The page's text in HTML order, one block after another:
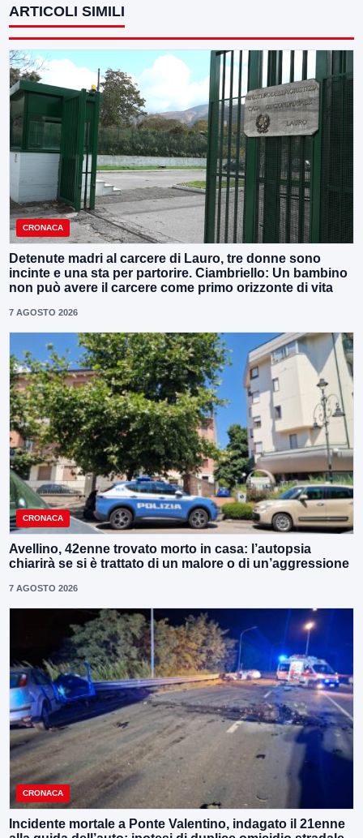
ARTICOLI SIMILI
CRONACA
Detenute madri al carcere di Lauro, tre donne sono
incinte e una sta per partorire. Ciambriello: Un bambino
non può avere il carcere come primo orizzonte di vita
7 AGOSTO 2026
CRONACA
Avellino, 42enne trovato morto in casa: l’autopsia
chiarirà se si è trattato di un malore o di un’aggressione
7 AGOSTO 2026
CRONACA
Incidente mortale a Ponte Valentino, indagato il 21enne